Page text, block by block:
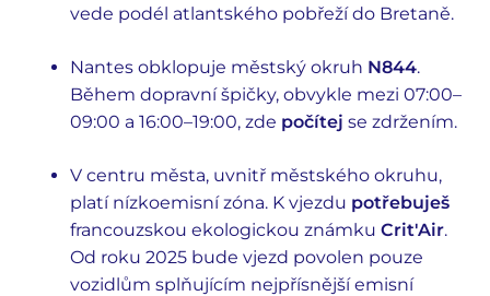
vede podél atlantského pobřeží do Bretaně.
Nantes obklopuje městský okruh N844.
Během dopravní špičky, obvykle mezi 07:00–
09:00 a 16:00–19:00, zde počítej se zdržením.
V centru města, uvnitř městského okruhu,
platí nízkoemisní zóna. K vjezdu potřebuješ
francouzskou ekologickou známku Crit'Air.
Od roku 2025 bude vjezd povolen pouze
vozidlům splňujícím nejpřísnější emisní